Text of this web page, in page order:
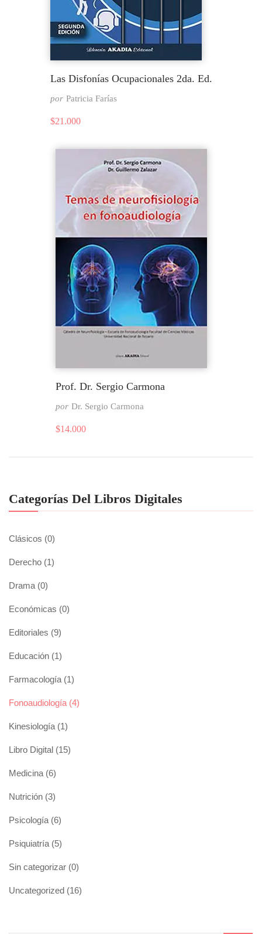
Categorías Del Libros Digitales
Clásicos (0)
Derecho (1)
Drama (0)
Económicas (0)
Editoriales (9)
Educación (1)
Farmacología (1)
Fonoaudiología (4)
Kinesiología (1)
Libro Digital (15)
Medicina (6)
Nutrición (3)
Psicología (6)
Psiquiatría (5)
Sin categorizar (0)
Uncategorized (16)
Las Disfonías Ocupacionales 2da. Ed.
por Patricia Farías
$21.000
Prof. Dr. Sergio Carmona
por Dr. Sergio Carmona
$14.000